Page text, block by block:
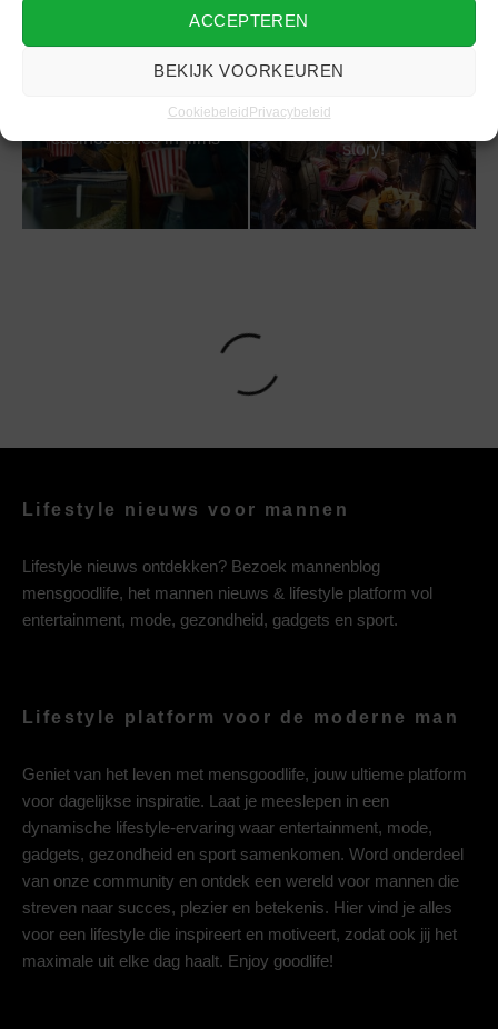
ACCEPTEREN
BEKIJK VOORKEUREN
CookiebeleidPrivacybeleid
De meest iconische
casinoscènes in films
Transformers One: De
story!
Lifestyle nieuws voor mannen
Lifestyle nieuws ontdekken? Bezoek mannenblog
mensgoodlife, het mannen nieuws & lifestyle platform vol
entertainment, mode, gezondheid, gadgets en sport.
Lifestyle platform voor de moderne man
Geniet van het leven met mensgoodlife, jouw ultieme platform
voor dagelijkse inspiratie. Laat je meeslepen in een
dynamische lifestyle-ervaring waar entertainment, mode,
gadgets, gezondheid en sport samenkomen. Word onderdeel
van onze community en ontdek een wereld voor mannen die
streven naar succes, plezier en betekenis. Hier vind je alles
voor een lifestyle die inspireert en motiveert, zodat ook jij het
maximale uit elke dag haalt. Enjoy goodlife!